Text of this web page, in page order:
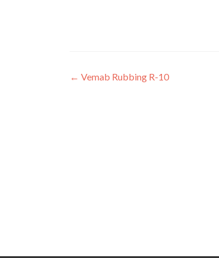
Innleggsnavigasjon
← Vemab Rubbing R-10